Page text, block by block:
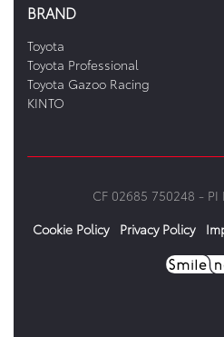
BRAND
Toyota
Toyota Professional
Toyota Gazoo Racing
KINTO
CF 02685 750248 - PI
Cookie Policy
Privacy Policy